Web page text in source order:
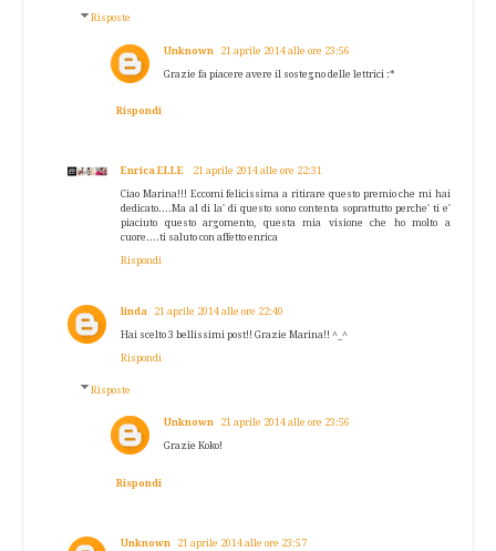
Risposte
Unknown 21 aprile 2014 alle ore 23:56
Grazie fa piacere avere il sostegno delle lettrici :*
Rispondi
Enrica ELLE 21 aprile 2014 alle ore 22:31
Ciao Marina!!! Eccomi felicissima a ritirare questo premio che mi hai
dedicato....Ma al di la' di questo sono contenta soprattutto perche' ti e'
piaciuto questo argomento, questa mia visione che ho molto a
cuore....ti saluto con affetto enrica
Rispondi
linda 21 aprile 2014 alle ore 22:40
Hai scelto 3 bellissimi post!! Grazie Marina!! ^_^
Rispondi
Risposte
Unknown 21 aprile 2014 alle ore 23:56
Grazie Koko!
Rispondi
Unknown 21 aprile 2014 alle ore 23:57